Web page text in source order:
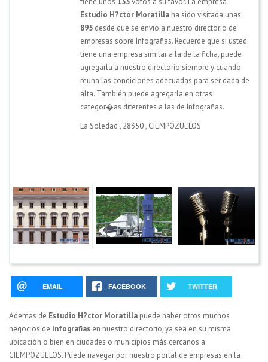
Estudio H?ctor Moratilla ha sido visitada unas
895 desde que se envio a nuestro directorio de
empresas sobre Infografias. Recuerde que si usted
tiene una empresa similar a la de la ficha, puede
agregarla a nuestro directorio siempre y cuando
reuna las condiciones adecuadas para ser dada de
alta. También puede agregarla en otras
categor�as diferentes a las de Infografias.
La Soledad , 28350, CIEMPOZUELOS
EMAIL FACEBOOK TWITTER
Ademas de Estudio H?ctor Moratilla puede haber otros muchos
negocios de Infografias en nuestro directorio, ya sea en su misma
ubicación o bien en ciudades o municipios más cercanos a
CIEMPOZUELOS. Puede navegar por nuestro portal de empresas en la